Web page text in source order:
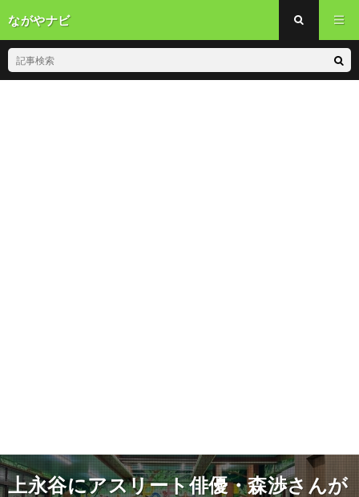
ながやナビ
上永谷にアスリート俳優・森渉さんが